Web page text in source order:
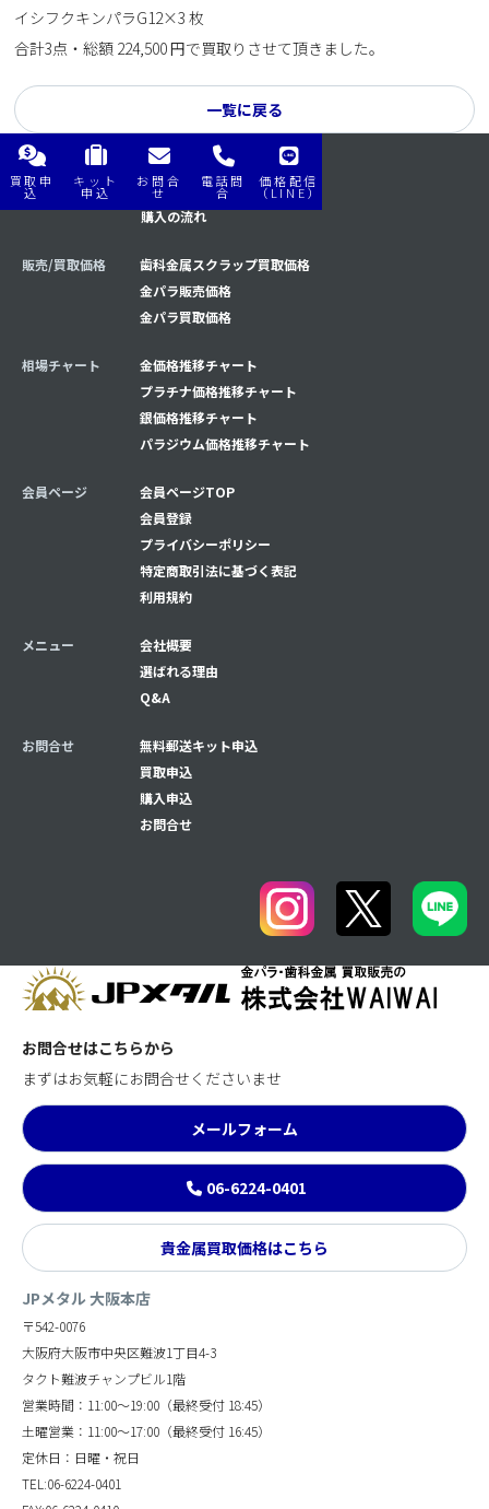
イシフクキンパラG12×3 枚
合計3点・総額 224,500 円で買取りさせて頂きました。
一覧に戻る
買取申
込
キット
申込
お問合
せ
電話問
合
価格配信
（LINE）
購入/買取の流れ
買取の流れ
購入の流れ
販売/買取価格
歯科金属スクラップ買取価格
金パラ販売価格
金パラ買取価格
相場チャート
金価格推移チャート
プラチナ価格推移チャート
銀価格推移チャート
パラジウム価格推移チャート
会員ページ
会員ページTOP
会員登録
プライバシーポリシー
特定商取引法に基づく表記
利用規約
メニュー
会社概要
選ばれる理由
Q&A
お問合せ
無料郵送キット申込
買取申込
購入申込
お問合せ
お問合せはこちらから
まずはお気軽にお問合せくださいませ
メールフォーム
06-6224-0401
貴金属買取価格はこちら
JPメタル 大阪本店
〒542-0076
大阪府大阪市中央区難波1丁目4-3
タクト難波チャンプビル1階
営業時間：11:00～19:00（最終受付 18:45）
土曜営業：11:00～17:00（最終受付 16:45）
定休日：日曜・祝日
TEL:06-6224-0401